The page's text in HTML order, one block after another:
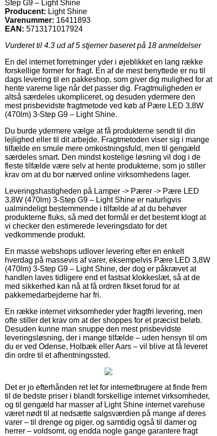
Step G9 – Light Shine
Producent: Light Shine
Varenummer: 16411893
EAN: 5713171017924
Vurderet til 4.3 ud af 5 stjerner baseret på 18 anmeldelser
En del internet forretninger yder i øjeblikket en lang række
forskellige former for fragt. En af de mest benyttede er nu til
dags levering til en pakkeshop, som giver dig mulighed for at
hente varerne lige når det passer dig. Fragtmuligheden er
altså særdeles ukompliceret, og desuden ydermere den
mest prisbevidste fragtmetode ved køb af Pære LED 3,8W
(470lm) 3-Step G9 – Light Shine.
Du burde ydermere vælge at få produkterne sendt til din
lejlighed eller til dit arbejde. Fragtmetoden viser sig i mange
tilfælde en smule mere omkostningsfuld, men til gengæld
særdeles smart. Den mindst kostelige løsning vil dog i de
fleste tilfælde være selv at hente produkterne, som jo stiller
krav om at du bor nærved online virksomhedens lager.
Leveringshastigheden på Lamper -> Pærer -> Pære LED
3,8W (470lm) 3-Step G9 – Light Shine er naturligvis
ualmindeligt bestemmende i tilfælde af at du behøver
produkterne fluks, så med det formål er det bestemt klogt at
vi checker den estimerede leveringsdato for det
vedkommende produkt.
En masse webshops udlover levering efter en enkelt
hverdag på massevis af varer, eksempelvis Pære LED 3,8W
(470lm) 3-Step G9 – Light Shine, der dog er påkrævet at
handlen laves tidligere end et fastsat klokkeslæt, så at de
med sikkerhed kan nå at få ordren fikset forud for at
pakkemedarbejderne har fri.
En række internet virksomheder yder fragtfri levering, men
ofte stiller det krav om at der shoppes for et præcist beløb.
Desuden kunne man snuppe den mest prisbevidste
leveringsløsning, der i mange tilfælde – uden hensyn til om
du er ved Odense, Holbæk eller Aars – vil blive at få leveret
din ordre til et afhentningssted.
Det er jo efterhånden ret let for internetbrugere at finde frem
til de bedste priser i blandt forskellige internet virksomheder,
og til gengæld har masser af Light Shine internet varehuse
været nødt til at nedsætte salgsværdien på mange af deres
varer – til drenge og piger, og samtidig også til damer og
herrer – voldsomt, og endda nogle gange garantere fragt